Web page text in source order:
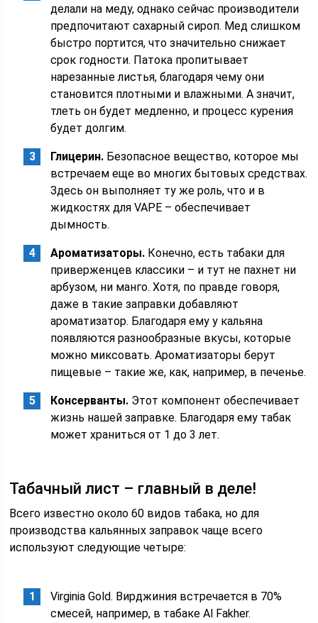
делали на меду, однако сейчас производители
предпочитают сахарный сироп. Мед слишком
быстро портится, что значительно снижает
срок годности. Патока пропитывает
нарезанные листья, благодаря чему они
становится плотными и влажными. А значит,
тлеть он будет медленно, и процесс курения
будет долгим.
Глицерин. Безопасное вещество, которое мы
встречаем еще во многих бытовых средствах.
Здесь он выполняет ту же роль, что и в
жидкостях для VAPE – обеспечивает
дымность.
Ароматизаторы. Конечно, есть табаки для
приверженцев классики – и тут не пахнет ни
арбузом, ни манго. Хотя, по правде говоря,
даже в такие заправки добавляют
ароматизатор. Благодаря ему у кальяна
появляются разнообразные вкусы, которые
можно миксовать. Ароматизаторы берут
пищевые – такие же, как, например, в печенье.
Консерванты. Этот компонент обеспечивает
жизнь нашей заправке. Благодаря ему табак
может храниться от 1 до 3 лет.
Табачный лист – главный в деле!
Всего известно около 60 видов табака, но для
производства кальянных заправок чаще всего
используют следующие четыре:
Virginia Gold. Вирджиния встречается в 70%
смесей, например, в табаке Al Fakher.